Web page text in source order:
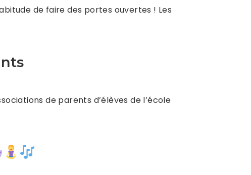
de faire des portes ouvertes ! Les
de parents d’élèves de l’école